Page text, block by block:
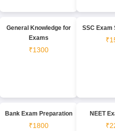
General Knowledge for
Exams
₹1300
SSC Exam
Bank Exam Preparation
₹1800
NEET